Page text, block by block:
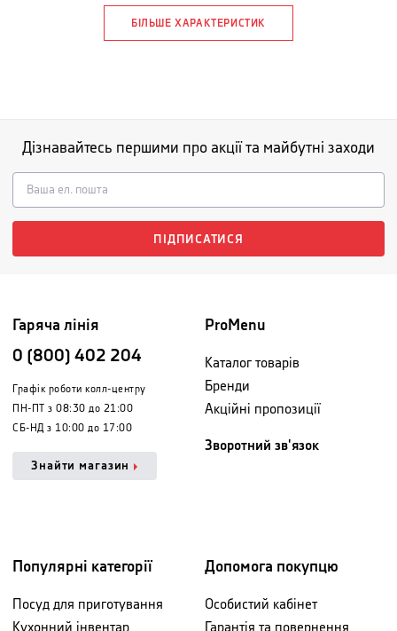
БІЛЬШЕ ХАРАКТЕРИСТИК
Дізнавайтесь першими про акції та майбутні заходи
ПІДПИСАТИСЯ
Гаряча лінія
0 (800) 402 204
Графік роботи колл-центру
ПН-ПТ з 08:30 до 21:00
СБ-НД з 10:00 до 17:00
Знайти магазин
ProMenu
Каталог товарів
Бренди
Акційні пропозиції
Зворотний зв'язок
Популярні категорії
Посуд для приготування
Кухонний інвентар
Допомога покупцю
Особистий кабінет
Гарантія та повернення